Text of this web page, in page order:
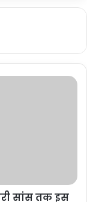
सांस तक इस